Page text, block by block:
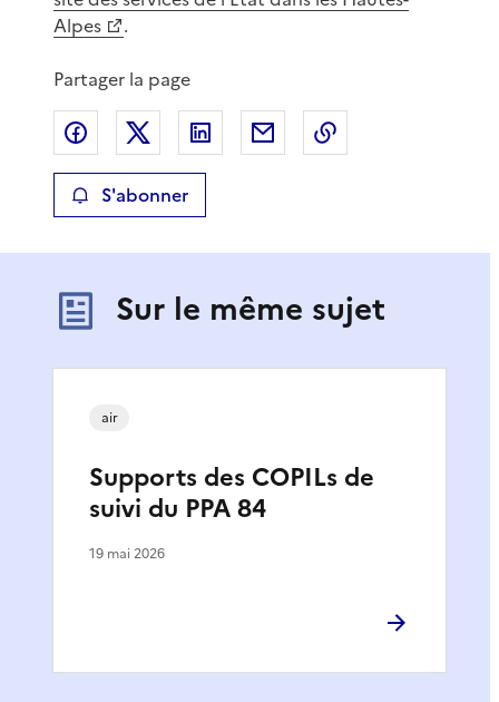
Alpes
.
Partager la page
Partager sur Facebook
Partager sur XPartager sur LinkedIn
Partager par email
S'abonner
Sur le même sujet
Supports des COPILs de
suivi du PPA 84
air
19 mai 2026